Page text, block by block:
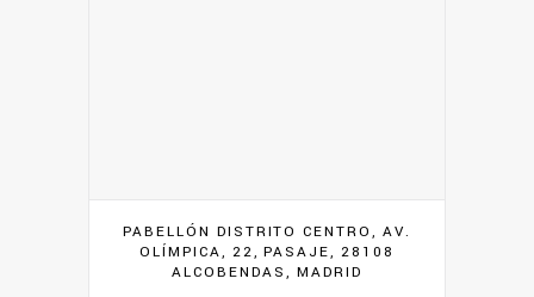
PABELLÓN DISTRITO CENTRO, AV.
OLÍMPICA, 22, PASAJE, 28108
ALCOBENDAS, MADRID